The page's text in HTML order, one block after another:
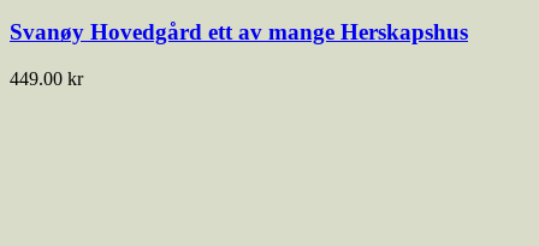
Svanøy Hovedgård ett av mange Herskapshus
449.00 kr